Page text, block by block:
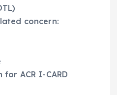
concern:
ACR I-CARD